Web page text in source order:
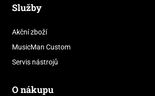
Služby
Akční zboží
MusicMan Custom
Servis nástrojů
O nákupu